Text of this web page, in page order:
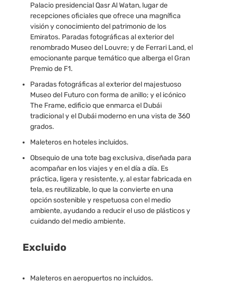
Palacio presidencial Qasr Al Watan, lugar de
recepciones oficiales que ofrece una magnífica
visión y conocimiento del patrimonio de los
Emiratos. Paradas fotográficas al exterior del
renombrado Museo del Louvre; y de Ferrari Land, el
emocionante parque temático que alberga el Gran
Premio de F1.
Paradas fotográficas al exterior del majestuoso
Museo del Futuro con forma de anillo; y el icónico
The Frame, edificio que enmarca el Dubái
tradicional y el Dubái moderno en una vista de 360
grados.
Maleteros en hoteles incluidos.
Obsequio de una tote bag exclusiva, diseñada para
acompañar en los viajes y en el día a día. Es
práctica, ligera y resistente, y, al estar fabricada en
tela, es reutilizable, lo que la convierte en una
opción sostenible y respetuosa con el medio
ambiente, ayudando a reducir el uso de plásticos y
cuidando del medio ambiente.
Excluido
Maleteros en aeropuertos no incluidos.